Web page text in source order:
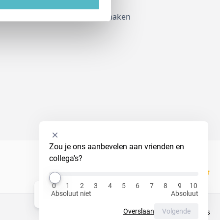
Account aanmaken
Privacy PolicyCookies
Zou je ons aanbevelen aan vrienden en
collega's?
Selecteer
een
optie
van
0
tot
0 1 2 3 4 5 6 7 8 9
10
Absoluut niet
Absoluut
Volgende
Overslaan
Hi! Ik ben Luna, jouw virtuele assistent!